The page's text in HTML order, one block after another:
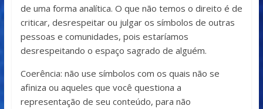
de uma forma analítica. O que não temos o direito é de
criticar, desrespeitar ou julgar os símbolos de outras
pessoas e comunidades, pois estaríamos
desrespeitando o espaço sagrado de alguém.
Coerência: não use símbolos com os quais não se
afiniza ou aqueles que você questiona a
representação de seu conteúdo, para não